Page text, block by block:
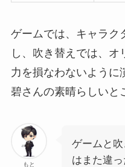
ゲームでは、キャラク
し、吹き替えでは、
力を損なわないように
碧さんの素晴らしいと
もと
ゲームと
はまた違